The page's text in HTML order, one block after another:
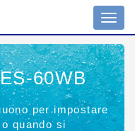
60WB
per impostare
quando si